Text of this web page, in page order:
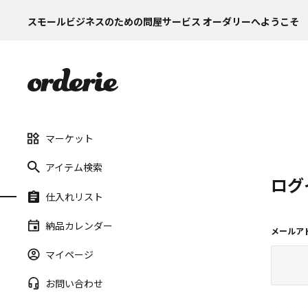
スモールビジネスのための問屋サービス オーダリーへようこそ
マーケット
アイテム検索
仕入れリスト
納品カレンダー
マイページ
お問い合わせ
ロ
メールア